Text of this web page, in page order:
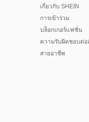
เกี่ยวกับ SHEIN
การเข้าร่วม
บล็อกเกอร์แฟชั่น
ความรับผิดชอบต่อ
สายอาชีพ